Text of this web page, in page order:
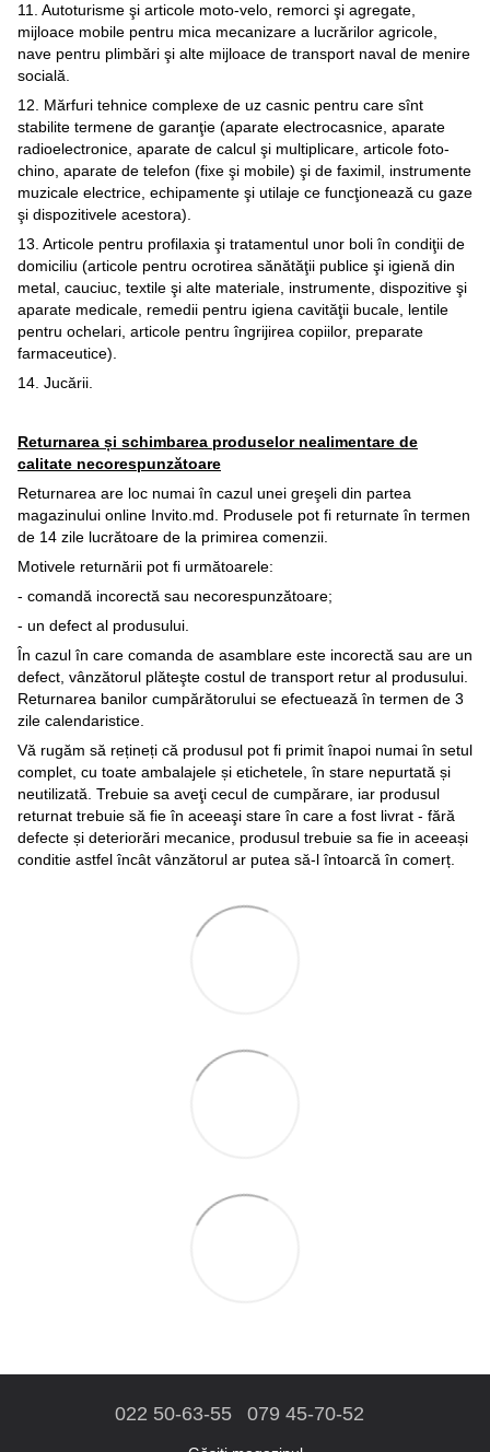
11. Autoturisme şi articole moto-velo, remorci şi agregate,
mijloace mobile pentru mica mecanizare a lucrărilor agricole,
nave pentru plimbări şi alte mijloace de transport naval de menire
socială.
12. Mărfuri tehnice complexe de uz casnic pentru care sînt
stabilite termene de garanţie (aparate electrocasnice, aparate
radioelectronice, aparate de calcul şi multiplicare, articole foto-
chino, aparate de telefon (fixe şi mobile) şi de faximil, instrumente
muzicale electrice, echipamente şi utilaje ce funcţionează cu gaze
şi dispozitivele acestora).
13. Articole pentru profilaxia şi tratamentul unor boli în condiţii de
domiciliu (articole pentru ocrotirea sănătăţii publice şi igienă din
metal, cauciuc, textile şi alte materiale, instrumente, dispozitive şi
aparate medicale, remedii pentru igiena cavităţii bucale, lentile
pentru ochelari, articole pentru îngrijirea copiilor, preparate
farmaceutice).
14. Jucării.
Returnarea și schimbarea produselor nealimentare de
calitate necorespunzătoare
Returnarea are loc numai în cazul unei greşeli din partea
magazinului online Invito.md. Produsele pot fi returnate în termen
de 14 zile lucrătoare de la primirea comenzii.
Motivele returnării pot fi următoarele:
- comandă incorectă sau necorespunzătoare;
- un defect al produsului.
În cazul în care comanda de asamblare este incorectă sau are un
defect, vânzătorul plăteşte costul de transport retur al produsului.
Returnarea banilor cumpărătorului se efectuează în termen de 3
zile calendaristice.
Vă rugăm să rețineți că produsul pot fi primit înapoi numai în setul
complet, cu toate ambalajele și etichetele, în stare nepurtată și
neutilizată. Trebuie sa aveţi cecul de cumpărare, iar produsul
returnat trebuie să fie în aceeaşi stare în care a fost livrat - fără
defecte și deteriorări mecanice, produsul trebuie sa fie in aceeași
conditie astfel încât vânzătorul ar putea să-l întoarcă în comerț.
022 50-63-55 079 45-70-52